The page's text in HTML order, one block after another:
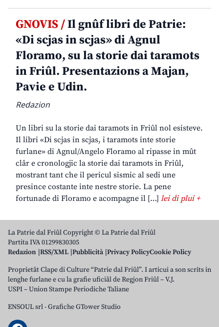
GNOVIS /Il gnûf libri de Patrie:
«Di scjas in scjas» di Agnul
Floramo, su la storie dai taramots
in Friûl. Presentazions a Majan,
Pavie e Udin.
Redazion
Un libri su la storie dai taramots in Friûl nol esisteve.
Il libri «Di scjas in scjas, i taramots inte storie
furlane» di Agnul/Angelo Floramo al ripasse in mût
clâr e cronologjic la storie dai taramots in Friûl,
mostrant tant che il pericul sismic al sedi une
presince costante inte nestre storie. La pene
fortunade di Floramo e acompagne il […] lei di plui +
La Patrie dal Friûl Copyright © La Patrie dal Friûl
Partita IVA 01299830305
Redazion RSS/XML Pubblicità Privacy PolicyCookie Policy
Proprietât Clape di Culture “Patrie dal Friûl”. I articui a son scrits in
lenghe furlane e cu la grafie uficiâl de Regjon Friûl – V.J.
USPI – Union Stampe Periodiche Taliane
ENSOUL srl-Grafiche GTower Studio